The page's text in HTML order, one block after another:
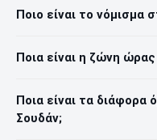
Ποιο είναι το νόμισμα
Ποια είναι η ζώνη
Ποια είναι τα
Σουδάν;